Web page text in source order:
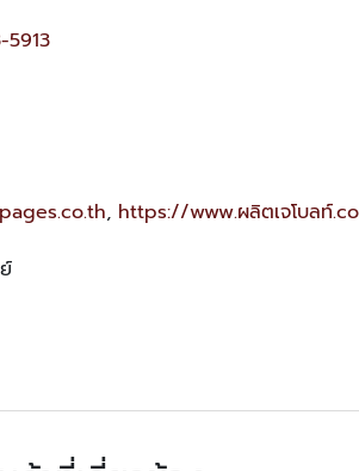
5913
, https://www.ผลิตเจโบลท์